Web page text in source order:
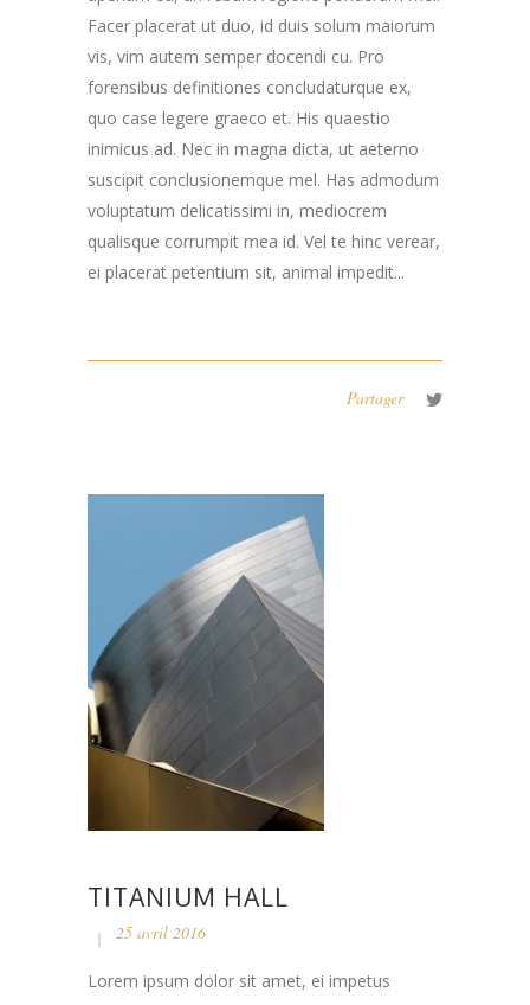
Facer placerat ut duo, id duis solum maiorum
vis, vim autem semper docendi cu. Pro
forensibus definitiones concludaturque ex,
quo case legere graeco et. His quaestio
inimicus ad. Nec in magna dicta, ut aeterno
suscipit conclusionemque mel. Has admodum
voluptatum delicatissimi in, mediocrem
qualisque corrumpit mea id. Vel te hinc verear,
ei placerat petentium sit, animal impedit...
Partager
TITANIUM HALL
25 avril 2016
Lorem ipsum dolor sit amet, ei impetus